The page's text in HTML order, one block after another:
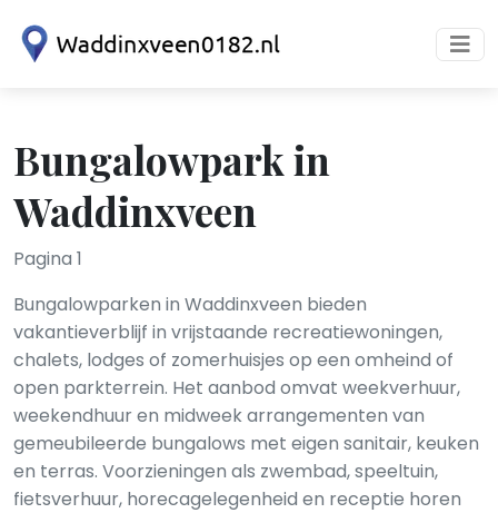
Bungalowpark in
Waddinxveen
Pagina 1
Bungalowparken in Waddinxveen bieden
vakantieverblijf in vrijstaande recreatiewoningen,
chalets, lodges of zomerhuisjes op een omheind of
open parkterrein. Het aanbod omvat weekverhuur,
weekendhuur en midweek arrangementen van
gemeubileerde bungalows met eigen sanitair, keuken
en terras. Voorzieningen als zwembad, speeltuin,
fietsverhuur, horecagelegenheid en receptie horen